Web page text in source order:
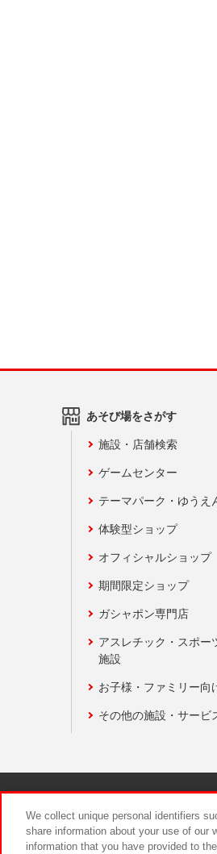
あそび場をさがす
施設・店舗検索
ゲームセンター
テーマパーク・ゆうえ
体験型ショップ
オフィシャルショップ
期間限定ショップ
ガシャポン専門店
アスレチック・スポー
施設
お子様・ファミリー向
その他の施設・サービ
We collect unique personal identifiers
share information about your use of our
information that you have provided to